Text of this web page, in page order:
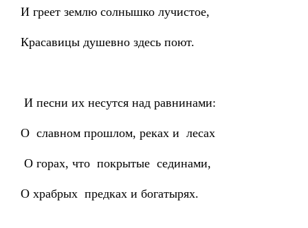
И греет землю солнышко лучистое,
Красавицы душевно здесь поют.
И песни их несутся над равнинами:
О славном прошлом, реках и лесах
О горах, что покрытые сединами,
О храбрых предках и богатырях.